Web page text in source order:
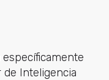
de Inteligencia